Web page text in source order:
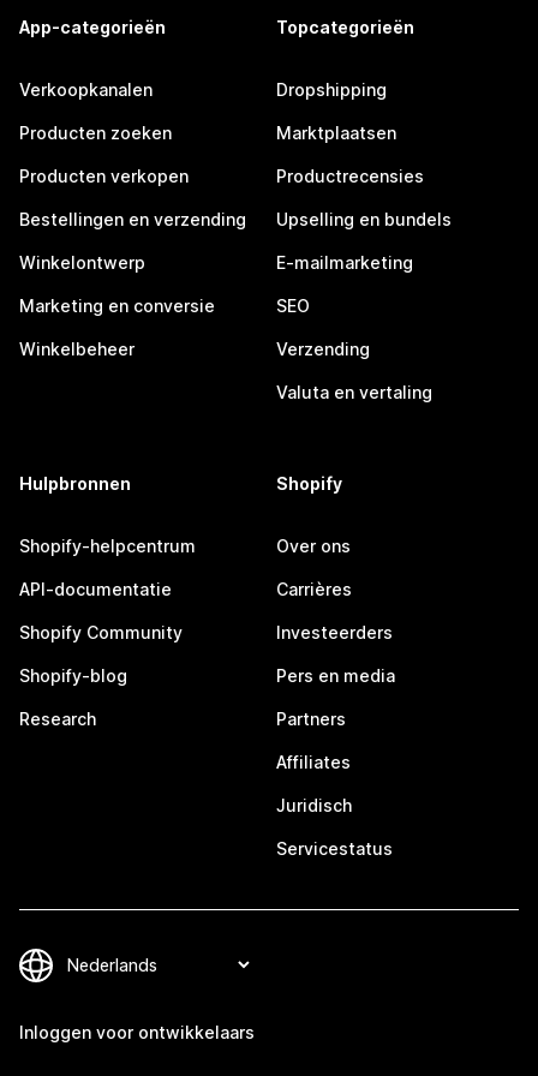
App-categorieën
Verkoopkanalen
Producten zoeken
Producten verkopen
Bestellingen en verzending
Winkelontwerp
Marketing en conversie
Winkelbeheer
Topcategorieën
Dropshipping
Marktplaatsen
Productrecensies
Upselling en bundels
E-mailmarketing
SEO
Verzending
Valuta en vertaling
Hulpbronnen
Shopify-helpcentrum
API-documentatie
Shopify Community
Shopify-blog
Research
Shopify
Over ons
Carrières
Investeerders
Pers en media
Partners
Affiliates
Juridisch
Servicestatus
Inloggen voor ontwikkelaars